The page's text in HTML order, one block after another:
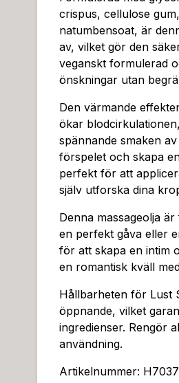
crispus, cellulose
natumbensoat, är
av, vilket gör den
veganskt formulerad
önskningar utan
Den värmande
ökar
spännande smaken
förspelet och skapa
perfekt för att
själv utforska dina
Denna massageolja
en perfekt gåva eller
för att skapa en intim
en romantisk kväll
Hållbarheten för Lust
öppnande, vilket
ingredienser. Rengör
användning.
Artikelnummer: